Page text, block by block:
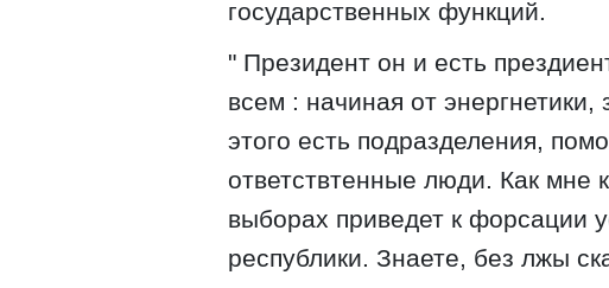
государственных функций.
" Президент он и есть
всем : начиная от
этого есть подразделения,
ответствтенные люди. Как мне
выборах приведет к форсации
республики. Знаете, без лжы